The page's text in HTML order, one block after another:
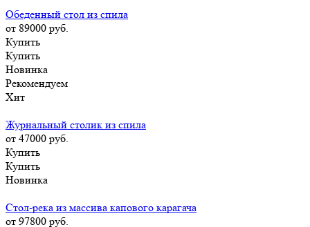
Обеденный стол из спила
от 89000 руб.
Купить
Купить
Новинка
Рекомендуем
Хит
Журнальный столик из спила
от 47000 руб.
Купить
Купить
Новинка
Стол-река из массива капового карагача
от 97800 руб.